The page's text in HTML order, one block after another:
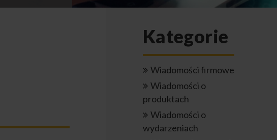
Kategorie
Wiadomości firmowe
Wiadomości o
produktach
Wiadomości o
wydarzeniach